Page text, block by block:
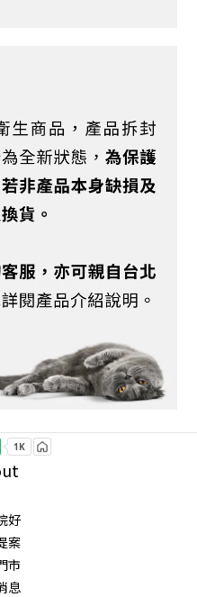
好
案
市
息